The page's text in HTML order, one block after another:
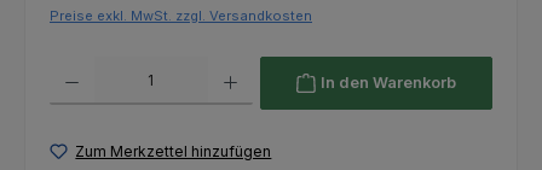
Preise exkl. MwSt. zzgl. Versandkosten
In den Warenkorb
Zum Merkzettel hinzufügen